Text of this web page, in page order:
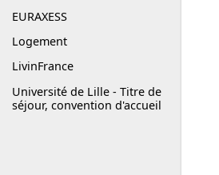
EURAXESS
Logement
LivinFrance
Université de Lille - Titre de
séjour, convention d'accueil